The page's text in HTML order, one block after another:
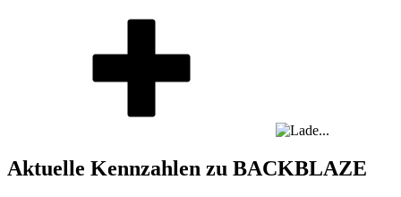
Aktuelle Kennzahlen zu BACKBLAZE